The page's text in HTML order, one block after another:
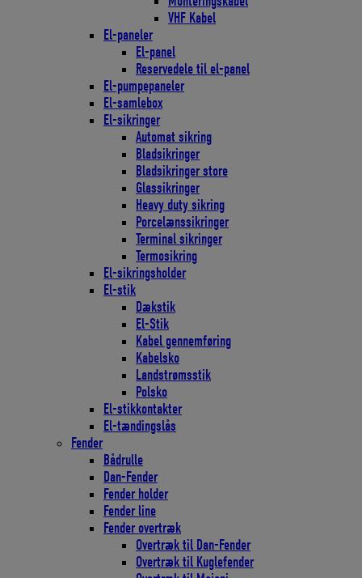
VHF Kabel
El-paneler
El-panel
Reservedele til el-panel
El-pumpepaneler
El-samlebox
El-sikringer
Automat sikring
Bladsikringer
Bladsikringer store
Glassikringer
Heavy duty sikring
Porcelænssikringer
Terminal sikringer
Termosikring
El-sikringsholder
El-stik
Dækstik
El-Stik
Kabel gennemføring
Kabelsko
Landstrømsstik
Polsko
El-stikkontakter
El-tændingslås
Fender
Bådrulle
Dan-Fender
Fender holder
Fender line
Fender overtræk
Overtræk til Dan-Fender
Overtræk til Kuglefender